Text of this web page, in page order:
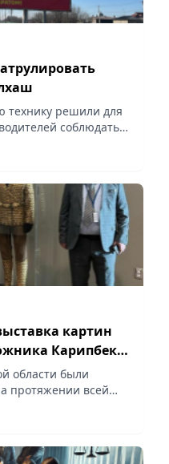
технику решили для
соблюдать
аварий,
картин
Карипбека
области были
протяжении всей